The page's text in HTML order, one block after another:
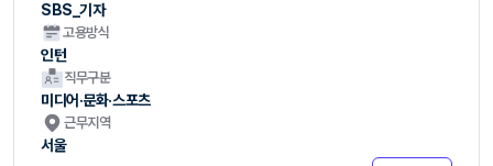
SBS_기자
고용방식
인턴
직무구분
미디어·문화·스포츠
근무지역
서울